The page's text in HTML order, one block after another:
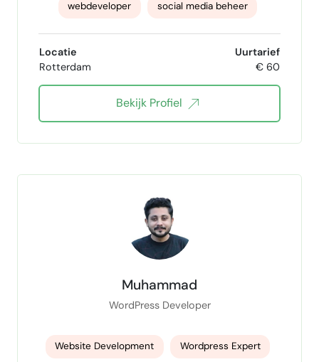
webdeveloper social media beheer
Meta Ads specialist Website bouwer
Locatie
Rotterdam
Uurtarief
€ 60
Bekijk Profiel
Muhammad
WordPress Developer
Website Development Wordpress Expert